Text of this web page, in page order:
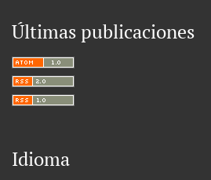
Últimas publicaciones
Idioma